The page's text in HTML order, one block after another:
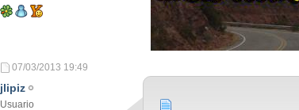
07/03/2013 19:49
jlipiz
Usuario